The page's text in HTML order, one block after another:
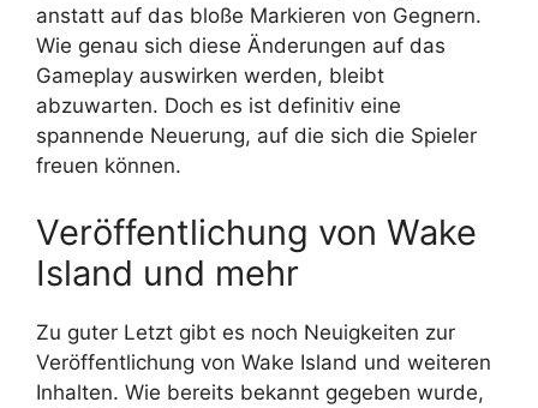
anstatt auf das bloße Markieren von Gegnern.
Wie genau sich diese Änderungen auf das
Gameplay auswirken werden, bleibt
abzuwarten. Doch es ist definitiv eine
spannende Neuerung, auf die sich die Spieler
freuen können.
Veröffentlichung von Wake
Island und mehr
Zu guter Letzt gibt es noch Neuigkeiten zur
Veröffentlichung von Wake Island und weiteren
Inhalten. Wie bereits bekannt gegeben wurde,